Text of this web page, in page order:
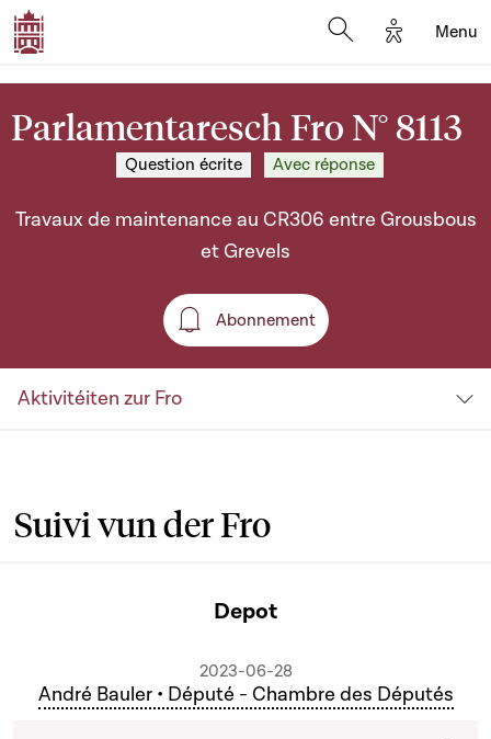
Options
Menu
Parlamentaresch Fro N° 8113
Question écrite Avec réponse
Travaux de maintenance au CR306 entre Grousbous
et Grevels
Abonnement
Abonnement
Aktivitéiten zur Fro
Suivi vun der Fro
Depot
2023-06-28
André Bauler • Député - Chambre des Députés